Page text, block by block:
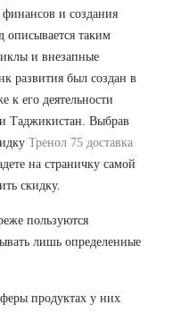
финансов и создания
описывается таким
и внезапные
развития был создан в
к его деятельности
Таджикистан. Выбрав
Тренол 75 доставка
на страничку самой
скидку.
пользуются
лишь определенные
продуктах у них